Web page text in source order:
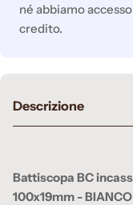
né abbiamo
credito.
Descrizione
Battiscopa BC
100x19mm -